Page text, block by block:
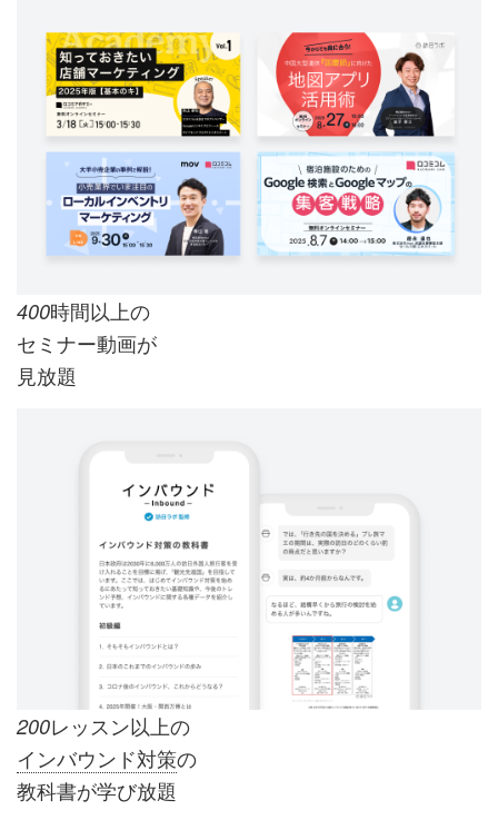
400時間以上の
セミナー動画が
見放題
200レッスン以上の
インバウンド対策の
教科書が学び放題